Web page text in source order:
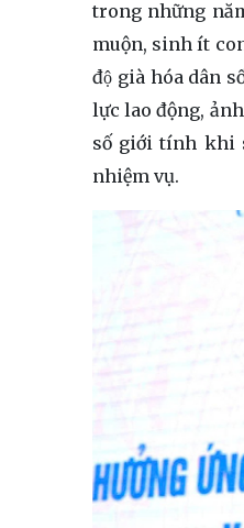
trong những
muộn, sinh ít
độ già hóa dân
lực lao động,
số giới tính khi
nhiệm vụ.